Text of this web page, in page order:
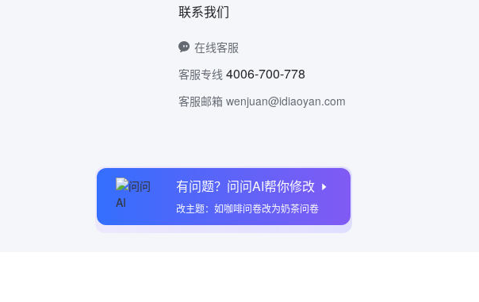
有问题？问问AI帮你修改
改主题：如咖啡问卷改为奶茶问卷
联系我们
在线客服
客服专线 4006-700-778
客服邮箱 wenjuan@idiaoyan.com
问卷网公众号